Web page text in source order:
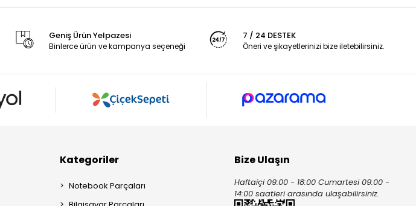
Geniş Ürün Yelpazesi
Binlerce ürün ve kampanya seçeneği
7 / 24 DESTEK
Öneri ve şikayetlerinizi bize iletebilirsiniz.
Kategoriler
Notebook Parçaları
Bize Ulaşın
Haftaiçi 09:00 - 18:00 Cumartesi 09:00 -
14:00 saatleri arasında ulaşabilirsiniz.